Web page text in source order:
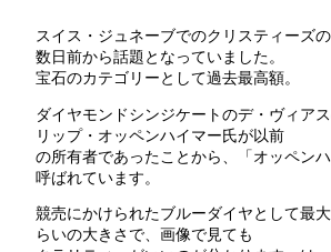
スイス・ジュネーブでのクリスティーズの
数日前から話題となっていました。
宝石のカテゴリーとして過去最高額。
ダイヤモンドシンジケートのデ・ヴィア
リップ・オッペンハイマー氏が以前
の所有者であったことから、「オッペン
呼ばれています。
競売にかけられたブルーダイヤとして最
らいの大きさで、画像で見ても